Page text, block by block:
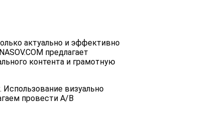
актуально и эффективно
предлагает
контента и грамотную
визуально
провести A/B